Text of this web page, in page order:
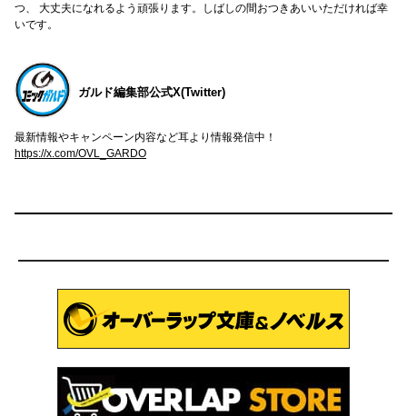
つ、 大丈夫になれるよう頑張ります。しばしの間おつきあいいただければ幸
いです。
ガルド編集部公式X(Twitter)
最新情報やキャンペーン内容など耳より情報発信中！
https://x.com/OVL_GARDO